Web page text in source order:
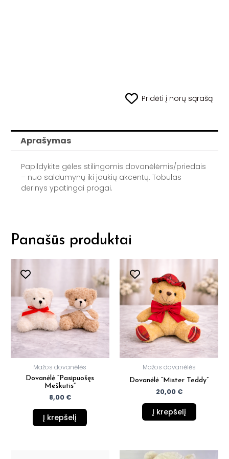
Pridėti į norų sąrašą
Aprašymas
Papildykite gėles stilingomis dovanėlėmis/priedais
– nuo saldumynų iki jaukių akcentų. Tobulas
derinys ypatingai progai.
Panašūs produktai
Mažos dovanėlės
Dovanėlė “Pasipuošęs
Meškutis”
8,00 €
Į krepšelį
Mažos dovanėlės
Dovanėlė “Mister Teddy”
20,00 €
Į krepšelį